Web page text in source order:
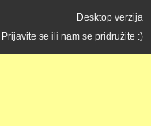
Desktop verzija
Prijavite se ili nam se pridružite :)